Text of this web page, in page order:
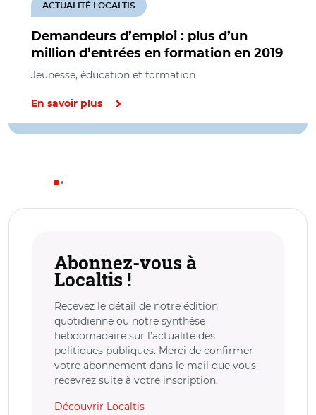
Demandeurs d’emploi : plus d’un
million d’entrées en formation en 2019
ACTUALITÉ LOCALTIS
Jeunesse, éducation et formation
En savoir plus
Abonnez-vous à
Localtis !
Recevez le détail de notre édition
quotidienne ou notre synthèse
hebdomadaire sur l’actualité des
politiques publiques. Merci de confirmer
votre abonnement dans le mail que vous
recevrez suite à votre inscription.
Découvrir Localtis